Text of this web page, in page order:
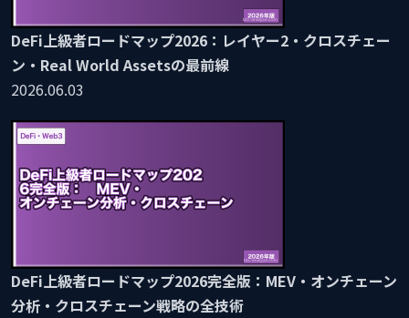
DeFi上級者ロードマップ2026：レイヤー2・クロスチェー
ン・Real World Assetsの最前線
2026.06.03
DeFi上級者ロードマップ2026完全版：MEV・オンチェーン
分析・クロスチェーン戦略の全技術